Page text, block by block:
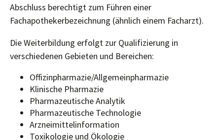
Abschluss berechtigt zum Führen einer
Fachapothekerbezeichnung (ähnlich einem Facharzt).
Die Weiterbildung erfolgt zur Qualifizierung in
verschiedenen Gebieten und Bereichen:
Offizinpharmazie/Allgemeinpharmazie
Klinische Pharmazie
Pharmazeutische Analytik
Pharmazeutische Technologie
Arzneimittelinformation
Toxikologie und Ökologie